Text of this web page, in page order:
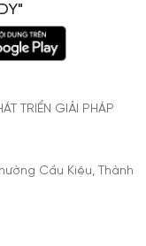
TRIỂN GIẢI PHÁP
Cầu Kiệu, Thành